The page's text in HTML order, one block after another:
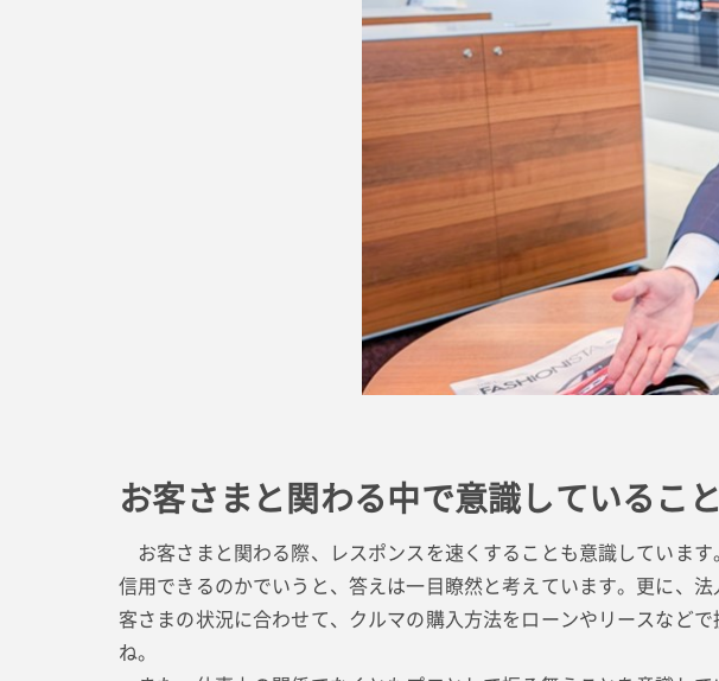
お客さまと関わる中で意識しているこ
お客さまと関わる際、レスポンスを速くすることも意識していま
信用できるのかでいうと、答えは一目瞭然と考えています。更に、
客さまの状況に合わせて、クルマの購入方法をローンやリースなど
ね。